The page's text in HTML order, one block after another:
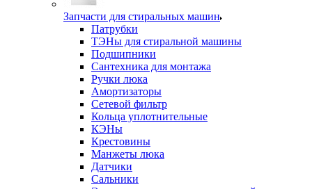
Запчасти для стиральных машин
Патрубки
ТЭНы для стиральной машины
Подшипники
Сантехника для монтажа
Ручки люка
Амортизаторы
Сетевой фильтр
Кольца уплотнительные
КЭНы
Крестовины
Манжеты люка
Датчики
Сальники